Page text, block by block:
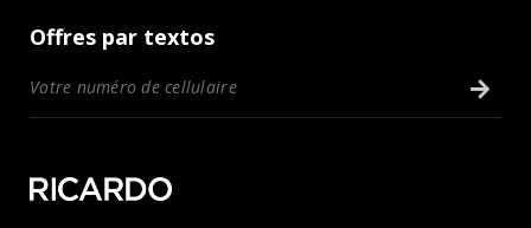
Offres par textos